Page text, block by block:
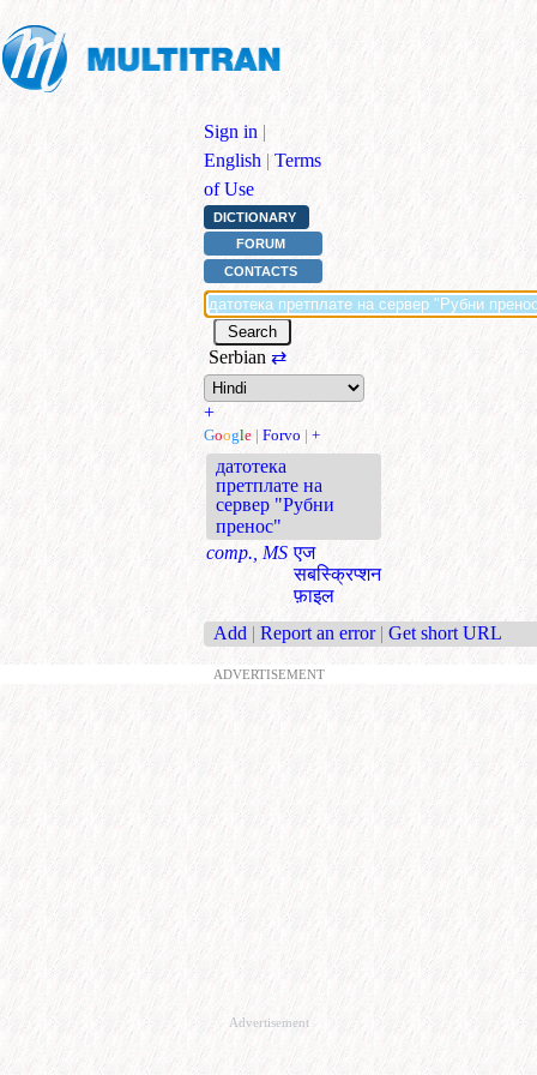
Sign in |
English | Terms
of Use
DICTIONARY
FORUM
CONTACTS
Serbian ⇄
+
Google | Forvo | +
датотека
претплате на
сервер "Рубни
пренос"
comp., MS एज
सबस्क्रिप्शन
फ़ाइल
Add | Report an error | Get short URL
ADVERTISEMENT
Advertisement